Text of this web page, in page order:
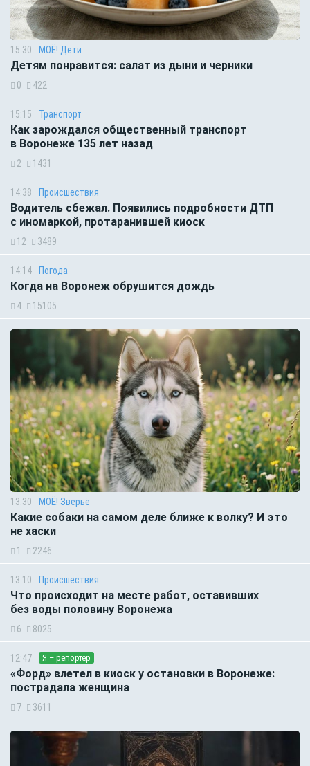
15:30 МОЁ! Дети
Детям понравится: салат из дыни и черники
0 422
15:15 Транспорт
Как зарождался общественный транспорт
в Воронеже 135 лет назад
2 1431
14:38 Происшествия
Водитель сбежал. Появились подробности ДТП
с иномаркой, протаранившей киоск
12 3489
14:14 Погода
Когда на Воронеж обрушится дождь
4 15105
13:30 МОЁ! Зверьё
Какие собаки на самом деле ближе к волку? И это
не хаски
1 2246
13:10 Происшествия
Что происходит на месте работ, оставивших
без воды половину Воронежа
6 8025
12:47 Я – репортёр
«Форд» влетел в киоск у остановки в Воронеже:
пострадала женщина
7 3611